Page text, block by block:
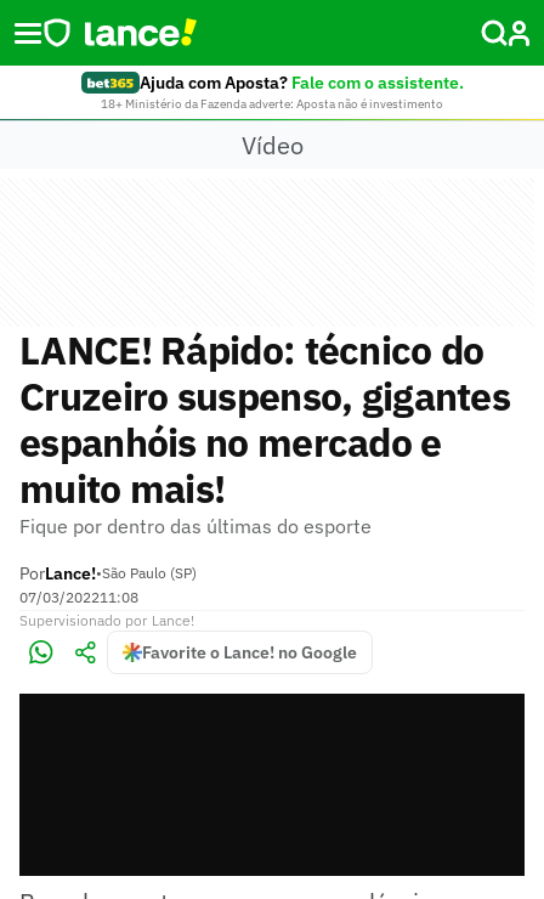
Ajuda com Aposta? Fale com o assistente.
18+ Ministério da Fazenda adverte: Aposta não é investimento
Vídeo
LANCE! Rápido: técnico do
Cruzeiro suspenso, gigantes
espanhóis no mercado e
muito mais!
Fique por dentro das últimas do esporte
PorLance!•São Paulo (SP)
07/03/202211:08
Supervisionado por Lance!
Favorite o Lance! no Google